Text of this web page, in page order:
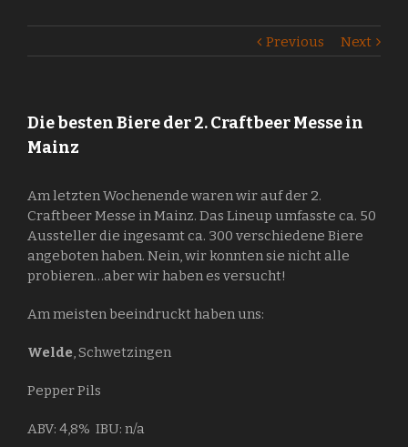
Previous Next
Die besten Biere der 2. Craftbeer Messe in
Mainz
Am letzten Wochenende waren wir auf der 2.
Craftbeer Messe in Mainz. Das Lineup umfasste ca. 50
Aussteller die ingesamt ca. 300 verschiedene Biere
angeboten haben. Nein, wir konnten sie nicht alle
probieren…aber wir haben es versucht!
Am meisten beeindruckt haben uns:
Welde, Schwetzingen
Pepper Pils
ABV: 4,8% IBU: n/a